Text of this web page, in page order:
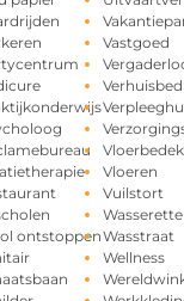
ontstoppen
Vastgoed
Vloeren
Vuilstort
Wasserette
Wasstraat
Wellness